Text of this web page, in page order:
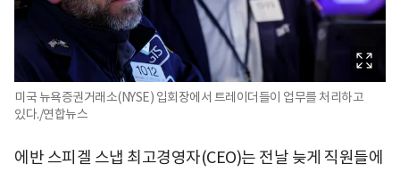
미국 뉴욕증권거래소(NYSE) 입회장에서 트레이더들이 업무를 처리하고
있다./연합뉴스
에반 스피겔 스냅 최고경영자(CEO)는 전날 늦게 직원들에